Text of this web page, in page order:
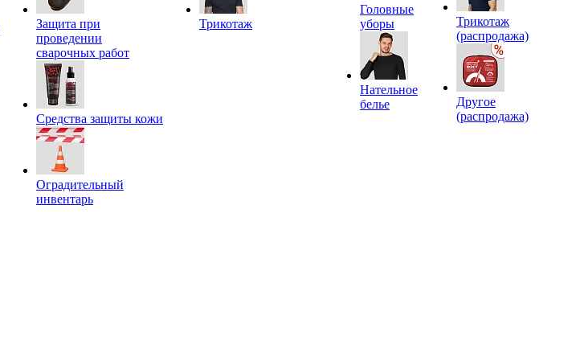
Защита при
проведении
сварочных работ
Средства защиты кожи
Оградительный
инвентарь
Трикотаж
Головные
уборы
Нательное
белье
Трикотаж
(распродажа)
Другое
(распродажа)